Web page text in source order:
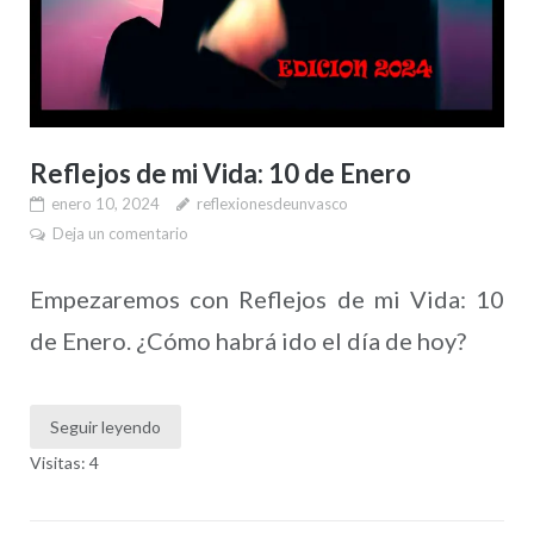
Reflejos de mi Vida: 10 de Enero
enero 10, 2024
reflexionesdeunvasco
Deja un comentario
Empezaremos con Reflejos de mi Vida: 10
de Enero. ¿Cómo habrá ido el día de hoy?
Seguir leyendo
Visitas: 4